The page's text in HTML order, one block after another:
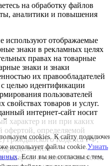
на обработку файлов
аналитики и повышения
используют отображаемые
знаки в рекламных целях
правах на товарные
знаки и знаки
их правообладателей
целью идентификации
пользователей
свойствах товаров и услуг.
интернет-сайт носит
характер и ни при каких
офертой, определяемой
Гражданского Кодекса РФ;
товаров, а также не является
cookies. К сайту
использует файлы cookie.Узнать
. Если вы не согласны с тем,